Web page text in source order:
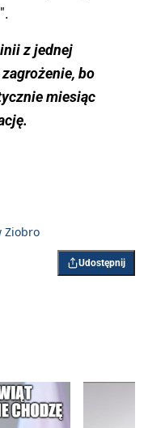
z jednej
bo
miesiąc
Ziobro
Udostępnij